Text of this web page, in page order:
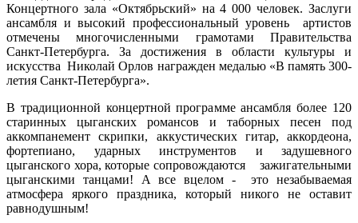
Концертного зала «Октябрьский» на 4 000 человек. Заслуги
ансамбля и высокий профессиональный уровень артистов
отмечены многочисленными грамотами Правительства
Санкт-Петербурга. За достижения в области культуры и
искусства Николай Орлов награжден медалью «В память 300-
летия Санкт-Петербурга».
В традиционной концертной программе ансамбля более 120
старинных цыганских романсов и таборных песен под
аккомпанемент скрипки, аккустических гитар, аккордеона,
фортепиано, ударных инструментов и задушевного
цыганского хора, которые сопровождаются зажигательными
цыганскими танцами! А все вцелом - это незабываемая
атмосфера яркого праздника, который никого не оставит
равнодушным!